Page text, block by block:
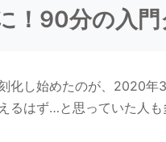
！90分の入門
化し始めたのが、2020
るはず…と思っていた人も